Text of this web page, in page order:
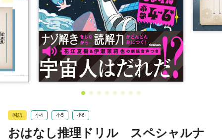
国語 小4 小5 小6
おはなし推理ドリル スペシャルナ